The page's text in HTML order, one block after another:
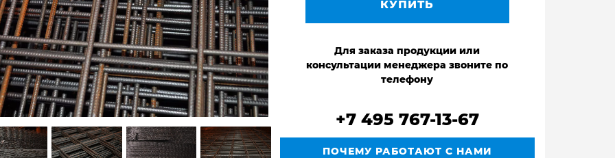
КУПИТЬ
Для заказа продукции или
консультации менеджера звоните по
телефону
+7 495 767-13-67
ПОЧЕМУ РАБОТАЮТ С НАМИ